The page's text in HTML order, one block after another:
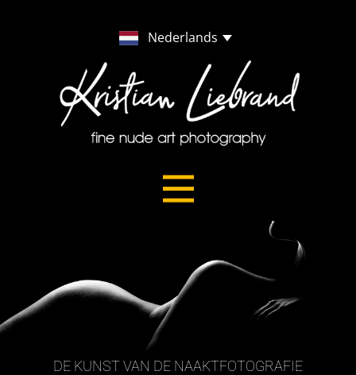
DE KUNST VAN DE NAAKTFOTOGRAFIE